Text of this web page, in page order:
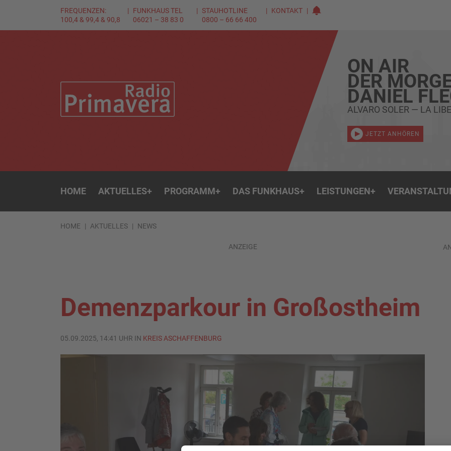
FREQUENZEN:
100,4 & 99,4 & 90,8
FUNKHAUS TEL
06021 – 38 83 0
STAUHOTLINE
0800 – 66 66 400
KONTAKT
ON AIR
DER
DANIEL
ALVARO SOLER — LA
JETZT ANHÖREN
HOME AKTUELLES+ PROGRAMM+ DAS FUNKHAUS+ LEISTUNGEN+
HOME AKTUELLES NEWS
ANZEIGE
Demenzparkour in Großostheim
05.09.2025, 14:41 UHR IN KREIS ASCHAFFENBURG